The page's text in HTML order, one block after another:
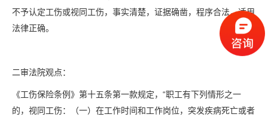
不予认定工伤或视同工伤，事实清楚，证据确凿，程序合法，适用
法律正确。
二审法院观点：
《工伤保险条例》第十五条第一款规定，“职工有下列情形之一
的，视同工伤：（一）在工作时间和工作岗位，突发疾病死亡或者